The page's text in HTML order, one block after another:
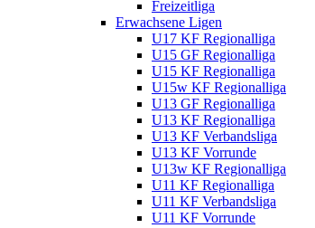
Freizeitliga
Erwachsene Ligen
U17 KF Regionalliga
U15 GF Regionalliga
U15 KF Regionalliga
U15w KF Regionalliga
U13 GF Regionalliga
U13 KF Regionalliga
U13 KF Verbandsliga
U13 KF Vorrunde
U13w KF Regionalliga
U11 KF Regionalliga
U11 KF Verbandsliga
U11 KF Vorrunde